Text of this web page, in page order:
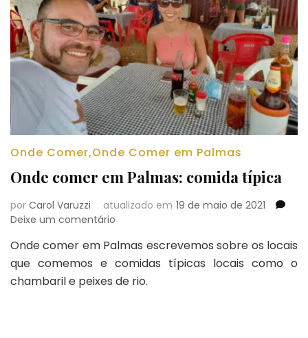
Onde Comer,Onde Comer em Palmas
Onde comer em Palmas: comida típica
por Carol Varuzzi atualizado em 19 de maio de 2021
Deixe um comentário
comer
em
Palmas:
Onde comer em Palmas escrevemos sobre os locais
que comemos e comidas típicas locais como o
chambaril e peixes de rio.